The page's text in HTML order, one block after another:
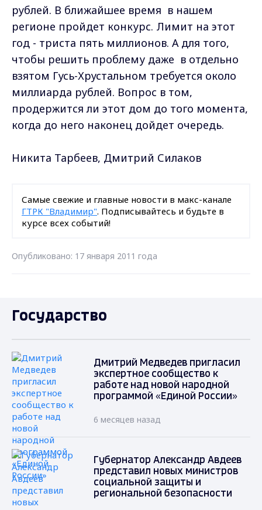
рублей. В ближайшее время в нашем
регионе пройдет конкурс. Лимит на этот
год - триста пять миллионов. А для того,
чтобы решить проблему даже в отдельно
взятом Гусь-Хрустальном требуется около
миллиарда рублей. Вопрос в том,
продержится ли этот дом до того момента,
когда до него наконец дойдет очередь.
Никита Тарбеев, Дмитрий Силаков
Самые свежие и главные новости в макс-канале
ГТРК "Владимир". Подписывайтесь и будьте в
курсе всех событий!
Опубликовано: 17 января 2011 года
Государство
Дмитрий Медведев пригласил
экспертное сообщество к
работе над новой народной
программой «Единой России»
6 месяцев назад
Губернатор Александр Авдеев
представил новых министров
социальной защиты и
региональной безопасности